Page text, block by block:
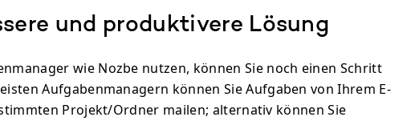
und produktivere Lösung
wie Nozbe nutzen, können Sie noch einen Schritt
Aufgabenmanagern können Sie Aufgaben von Ihrem E-
Projekt/Ordner mailen; alternativ können Sie